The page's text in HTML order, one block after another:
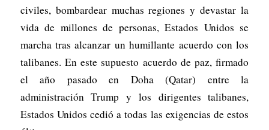
civiles, bombardear muchas regiones y devastar la
vida de millones de personas, Estados Unidos se
marcha tras alcanzar un humillante acuerdo con los
talibanes. En este supuesto acuerdo de paz, firmado
el año pasado en Doha (Qatar) entre la
administración Trump y los dirigentes talibanes,
Estados Unidos cedió a todas las exigencias de estos